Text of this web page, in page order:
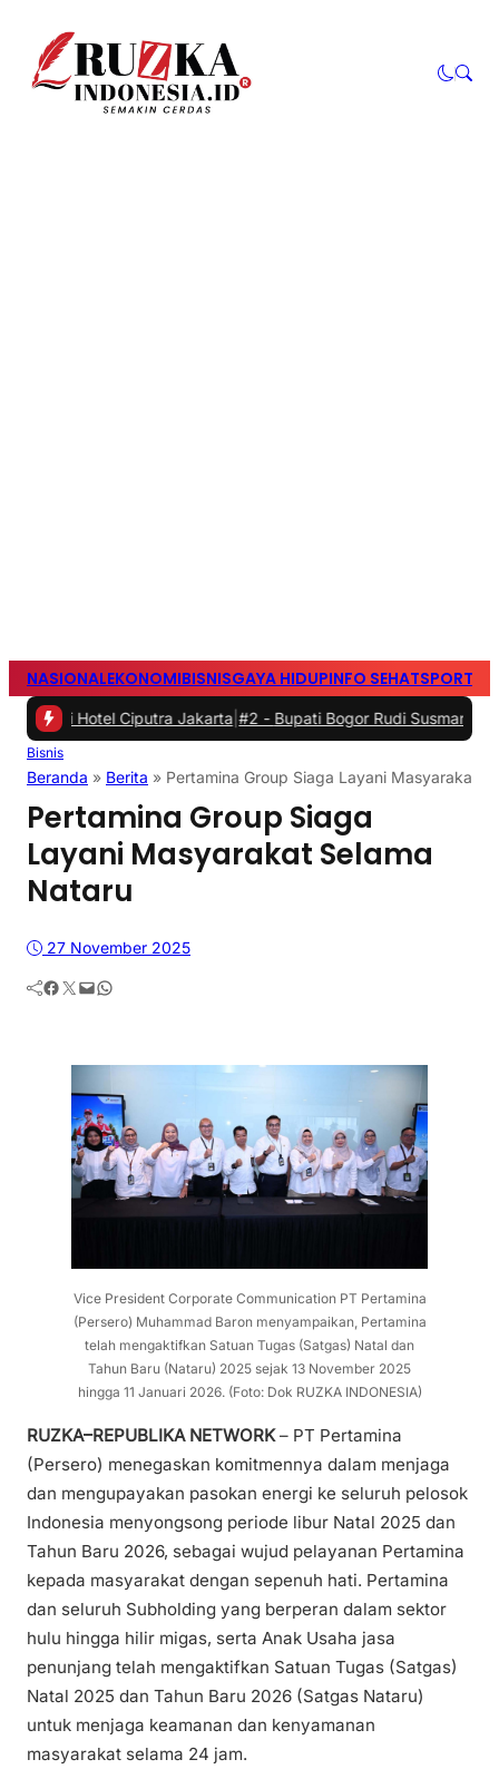
NASIONALEKONOMIBISNISGAYA HIDUPINFO SEHATSPORTS
Ciputra Jakarta|#2 -Bupati Bogor Rudi Susmanto Meresmikan
Bisnis
Beranda » Berita » Pertamina Group Siaga Layani Masyarakat
Pertamina Group Siaga
Layani Masyarakat Selama
Nataru
27 November 2025
Facebook Twitter Mail WhatsApp
Vice President Corporate Communication PT Pertamina
(Persero) Muhammad Baron menyampaikan, Pertamina
telah mengaktifkan Satuan Tugas (Satgas) Natal dan
Tahun Baru (Nataru) 2025 sejak 13 November 2025
hingga 11 Januari 2026. (Foto: Dok RUZKA INDONESIA)
RUZKA–REPUBLIKA NETWORK– PT Pertamina
(Persero) menegaskan komitmennya dalam menjaga
dan mengupayakan pasokan energi ke seluruh pelosok
Indonesia menyongsong periode libur Natal 2025 dan
Tahun Baru 2026, sebagai wujud pelayanan Pertamina
kepada masyarakat dengan sepenuh hati. Pertamina
dan seluruh Subholding yang berperan dalam sektor
hulu hingga hilir migas, serta Anak Usaha jasa
penunjang telah mengaktifkan Satuan Tugas (Satgas)
Natal 2025 dan Tahun Baru 2026 (Satgas Nataru)
untuk menjaga keamanan dan kenyamanan
masyarakat selama 24 jam.